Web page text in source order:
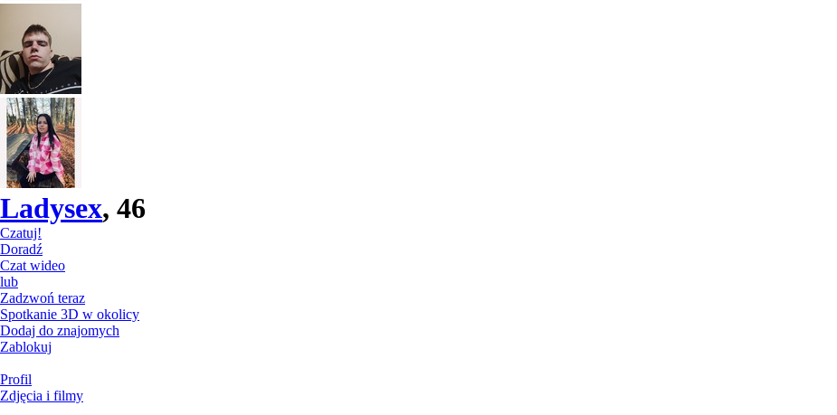
Ladysex, 46
Czatuj!
Doradź
Czat wideo
lub
Zadzwoń teraz
Spotkanie 3D w okolicy
Dodaj do znajomych
Zablokuj
Profil
Zdjęcia i filmy